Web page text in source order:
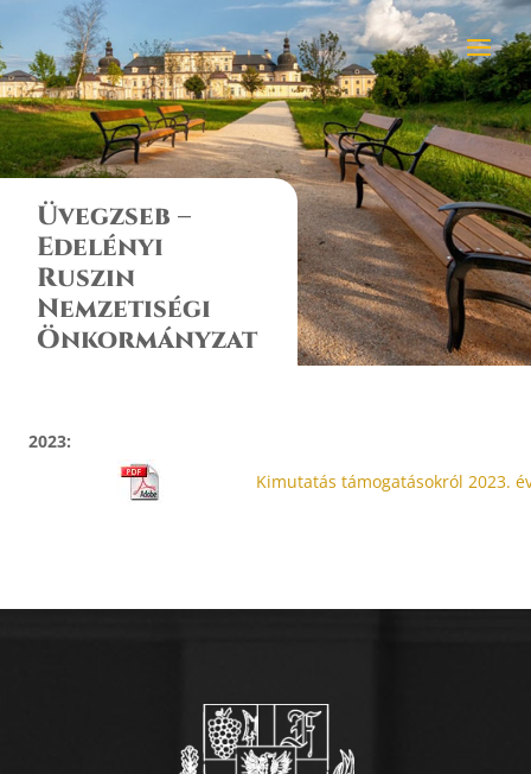
Üvegzseb –
Edelényi
Ruszin
Nemzetiségi
Önkormányzat
2023:
Kimutatás támogatásokról 2023.